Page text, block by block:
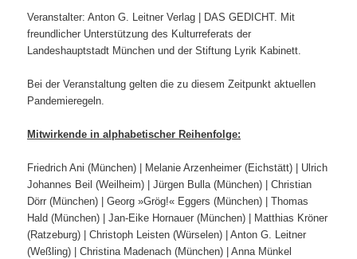
Veranstalter: Anton G. Leitner Verlag | DAS GEDICHT. Mit
freundlicher Unterstützung des Kulturreferats der
Landeshauptstadt München und der Stiftung Lyrik Kabinett.
Bei der Veranstaltung gelten die zu diesem Zeitpunkt aktuellen
Pandemieregeln.
Mitwirkende in alphabetischer Reihenfolge:
Friedrich Ani (München) | Melanie Arzenheimer (Eichstätt) | Ulrich
Johannes Beil (Weilheim) | Jürgen Bulla (München) | Christian
Dörr (München) | Georg »Grög!« Eggers (München) | Thomas
Hald (München) | Jan-Eike Hornauer (München) | Matthias Kröner
(Ratzeburg) | Christoph Leisten (Würselen) | Anton G. Leitner
(Weßling) | Christina Madenach (München) | Anna Münkel